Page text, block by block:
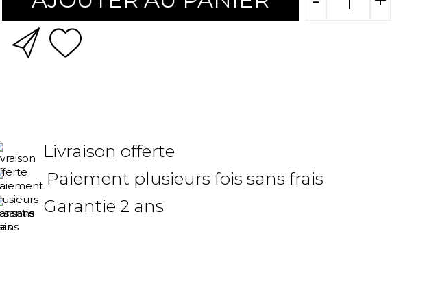
Livraison offerte
Paiement plusieurs fois sans frais
Garantie 2 ans